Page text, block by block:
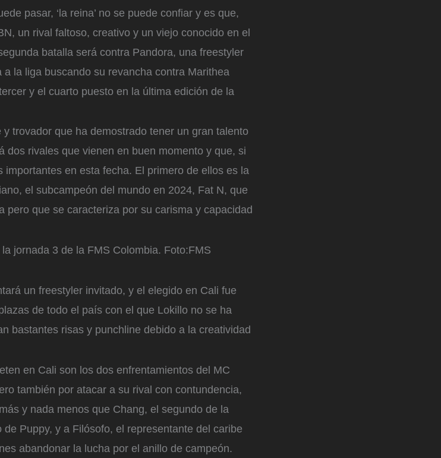
pasar, ‘la reina’ no se puede confiar y es que,
un rival faltoso, creativo y un viejo conocido en el
batalla será contra Pandora, una freestyler
la liga buscando su revancha contra Marithea
y el cuarto puesto en la última edición de la
trovador que ha demostrado tener un gran talento
dos rivales que vienen en buen momento y que, si
en esta fecha. El primero de ellos es la
el subcampeón del mundo en 2024, Fat N, que
pero que se caracteriza por su carisma y capacidad
jornada 3 de la FMS Colombia. Foto:FMS
un freestyler invitado, y el elegido en Cali fue
de todo el país con el que Lokillo no se ha
bastantes risas y punchline debido a la creatividad
en Cali son los dos enfrentamientos del MC
también por atacar a su rival con contundencia,
y nada menos que Chang, el segundo de la
Puppy, y a Filósofo, el representante del caribe
abandonar la lucha por el anillo de campeón.